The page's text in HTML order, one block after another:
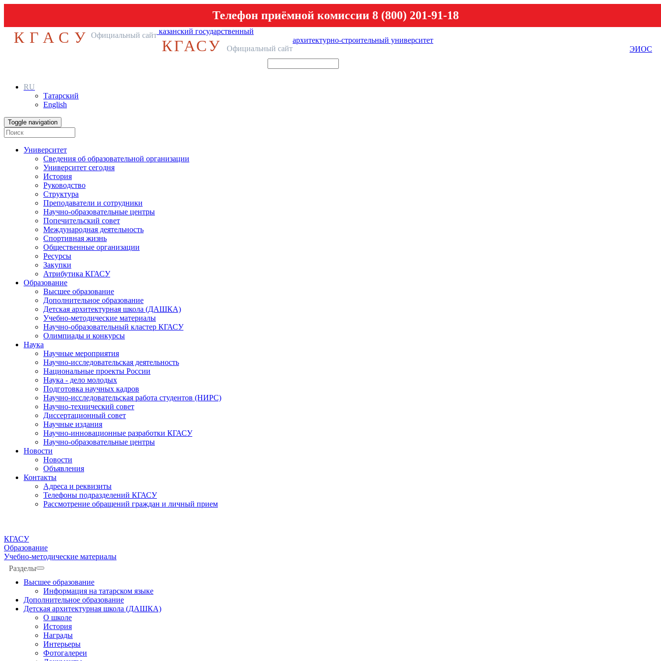
Телефон приёмной комиссии 8 (800) 201-91-18
КГАСУ Официальный сайт казанский государственный
архитектурно-строительный университет
КГАСУ Официальный сайт ЭИОС
RU
Татарский
English
Toggle navigation
Университет
Сведения об образовательной организации
Университет сегодня
История
Руководство
Структура
Преподаватели и сотрудники
Научно-образовательные центры
Попечительский совет
Международная деятельность
Спортивная жизнь
Общественные организации
Ресурсы
Закупки
Атрибутика КГАСУ
Образование
Высшее образование
Дополнительное образование
Детская архитектурная школа (ДАШКА)
Учебно-методические материалы
Научно-образовательный кластер КГАСУ
Олимпиады и конкурсы
Наука
Научные мероприятия
Научно-исследовательская деятельность
Национальные проекты России
Наука - дело молодых
Подготовка научных кадров
Научно-исследовательская работа студентов (НИРС)
Научно-технический совет
Диссертационный совет
Научные издания
Научно-инновационные разработки КГАСУ
Научно-образовательные центры
Новости
Новости
Объявления
Контакты
Адреса и реквизиты
Телефоны подразделений КГАСУ
Рассмотрение обращений граждан и личный прием
КГАСУ
Образование
Учебно-методические материалы
Разделы
Высшее образование
Информация на татарском языке
Дополнительное образование
Детская архитектурная школа (ДАШКА)
О школе
История
Награды
Интерьеры
Фотогалереи